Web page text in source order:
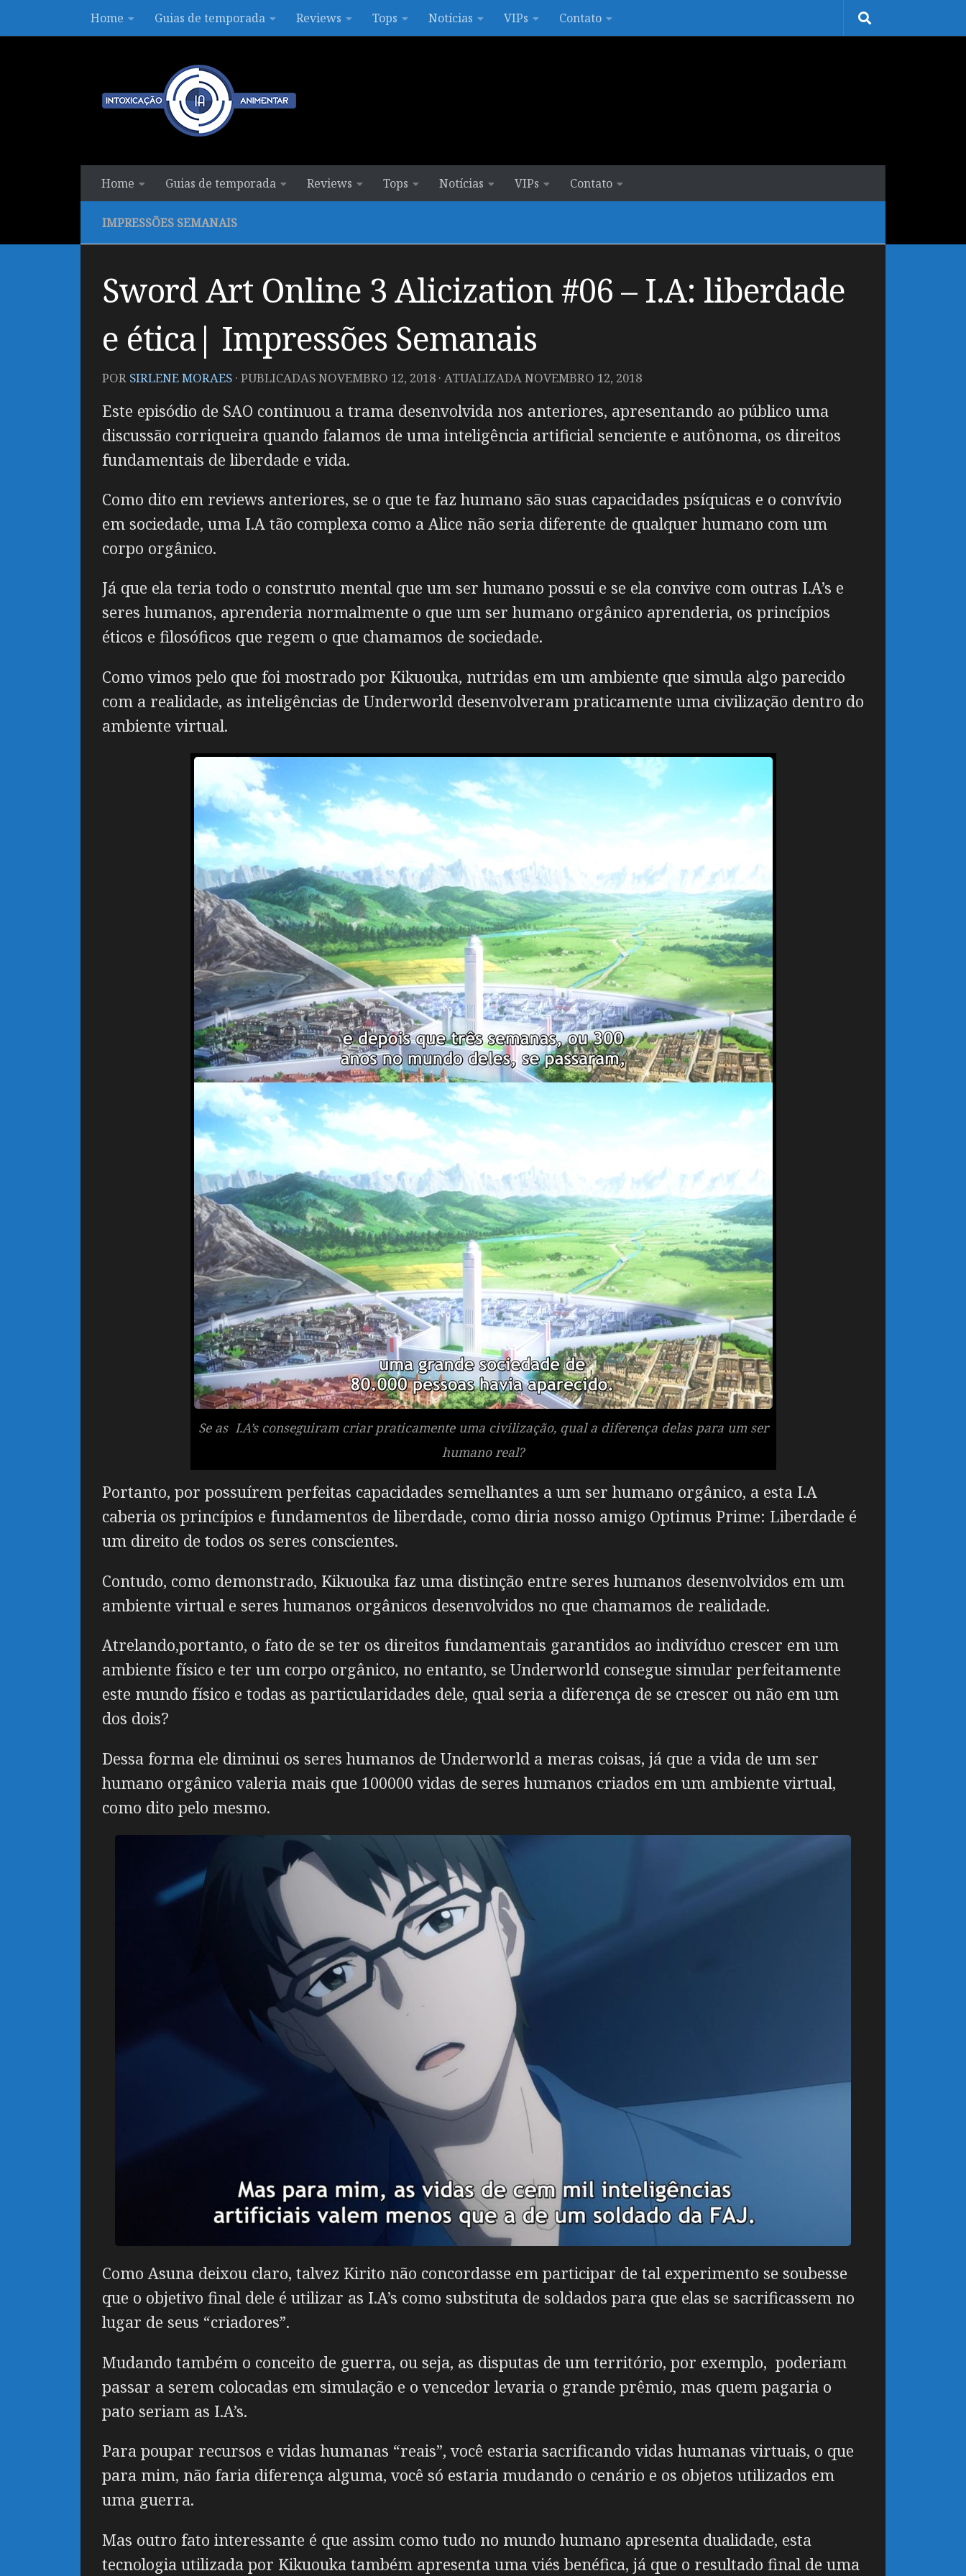
Skip to contentHome Guias de temporada Reviews Tops Notícias VIPs Contato
Home Guias de temporada Reviews Tops Notícias VIPs Contato
IMPRESSÕES SEMANAIS
Sword Art Online 3 Alicization #06 – I.A: liberdade
e ética| Impressões Semanais
POR SIRLENE MORAES · PUBLICADASNOVEMBRO 12, 2018 · ATUALIZADANOVEMBRO 12, 2018
Este episódio de SAO continuou a trama desenvolvida nos anteriores, apresentando ao público uma
discussão corriqueira quando falamos de uma inteligência artificial senciente e autônoma, os direitos
fundamentais de liberdade e vida.
Como dito em reviews anteriores, se o que te faz humano são suas capacidades psíquicas e o convívio
em sociedade, uma I.A tão complexa como a Alice não seria diferente de qualquer humano com um
corpo orgânico.
Já que ela teria todo o construto mental que um ser humano possui e se ela convive com outras I.A’s e
seres humanos, aprenderia normalmente o que um ser humano orgânico aprenderia, os princípios
éticos e filosóficos que regem o que chamamos de sociedade.
Como vimos pelo que foi mostrado por Kikuouka, nutridas em um ambiente que simula algo parecido
com a realidade, as inteligências de Underworld desenvolveram praticamente uma civilização dentro do
ambiente virtual.
Se as I.A’s conseguiram criar praticamente uma civilização, qual a diferença delas para um ser
humano real?
Portanto, por possuírem perfeitas capacidades semelhantes a um ser humano orgânico, a esta I.A
caberia os princípios e fundamentos de liberdade, como diria nosso amigo Optimus Prime: Liberdade é
um direito de todos os seres conscientes.
Contudo, como demonstrado, Kikuouka faz uma distinção entre seres humanos desenvolvidos em um
ambiente virtual e seres humanos orgânicos desenvolvidos no que chamamos de realidade.
Atrelando,portanto, o fato de se ter os direitos fundamentais garantidos ao indivíduo crescer em um
ambiente físico e ter um corpo orgânico, no entanto, se Underworld consegue simular perfeitamente
este mundo físico e todas as particularidades dele, qual seria a diferença de se crescer ou não em um
dos dois?
Dessa forma ele diminui os seres humanos de Underworld a meras coisas, já que a vida de um ser
humano orgânico valeria mais que 100000 vidas de seres humanos criados em um ambiente virtual,
como dito pelo mesmo.
Como Asuna deixou claro, talvez Kirito não concordasse em participar de tal experimento se soubesse
que o objetivo final dele é utilizar as I.A’s como substituta de soldados para que elas se sacrificassem no
lugar de seus “criadores”.
Mudando também o conceito de guerra, ou seja, as disputas de um território, por exemplo, poderiam
passar a serem colocadas em simulação e o vencedor levaria o grande prêmio, mas quem pagaria o
pato seriam as I.A’s.
Para poupar recursos e vidas humanas “reais”, você estaria sacrificando vidas humanas virtuais, o que
para mim, não faria diferença alguma, você só estaria mudando o cenário e os objetos utilizados em
uma guerra.
Mas outro fato interessante é que assim como tudo no mundo humano apresenta dualidade, esta
tecnologia utilizada por Kikuouka também apresenta uma viés benéfica, já que o resultado final de uma